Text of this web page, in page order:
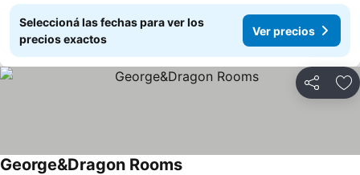
Seleccioná las fechas para ver los
precios exactos
Ver precios
Compartir
George&Dragon Rooms